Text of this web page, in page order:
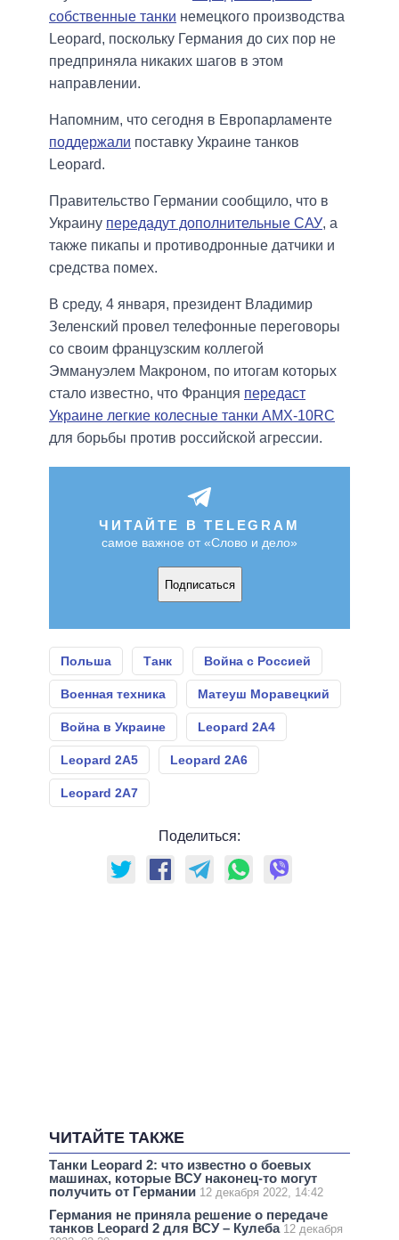
собственные танки немецкого производства
Leopard, поскольку Германия до сих пор не
предприняла никаких шагов в этом
направлении.
Напомним, что сегодня в Европарламенте
поддержали поставку Украине танков
Leopard.
Правительство Германии сообщило, что в
Украину передадут дополнительные САУ, а
также пикапы и противодронные датчики и
средства помех.
В среду, 4 января, президент Владимир
Зеленский провел телефонные переговоры
со своим французским коллегой
Эммануэлем Макроном, по итогам которых
стало известно, что Франция передаст
Украине легкие колесные танки AMX-10RC
для борьбы против российской агрессии.
ЧИТАЙТЕ В TELEGRAM
самое важное от «Слово и дело»
Подписаться
Польша Танк Война с Россией
Военная техника Матеуш Моравецкий
Война в Украине Leopard 2A4
Leopard 2А5 Leopard 2А6
Leopard 2А7
Поделиться:
ЧИТАЙТЕ ТАКЖЕ
Танки Leopard 2: что известно о боевых
машинах, которые ВСУ наконец-то могут
получить от Германии 12 декабря 2022, 14:42
Германия не приняла решение о передаче
танков Leopard 2 для ВСУ – Кулеба 12 декабря